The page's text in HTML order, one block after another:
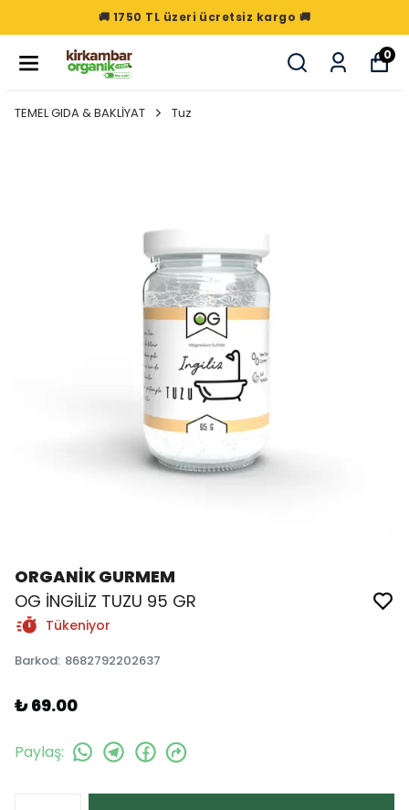
🚚 1750 TL üzeri ücretsiz kargo 🚚
0
TEMEL GIDA & BAKLİYAT Tuz
ORGANİK GURMEM
OG İNGİLİZ TUZU 95 GR
Tükeniyor
Barkod: 8682792202637
₺ 69.00
Paylaş: